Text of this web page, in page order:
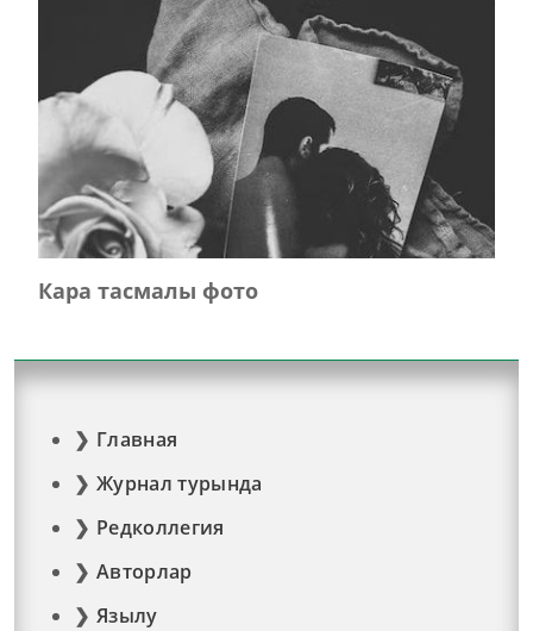
Кара тасмалы фото
Главная
Журнал турында
Редколлегия
Авторлар
Язылу